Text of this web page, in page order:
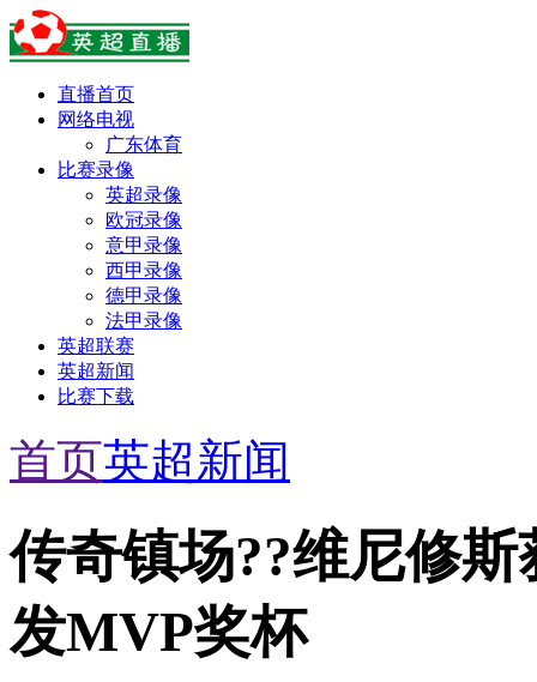
直播首页
网络电视
广东体育
比赛录像
英超录像
欧冠录像
意甲录像
西甲录像
德甲录像
法甲录像
英超联赛
英超新闻
比赛下载
首页英超新闻
传奇镇场??维尼修
发MVP奖杯